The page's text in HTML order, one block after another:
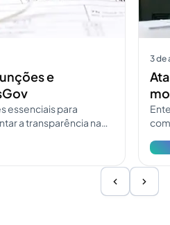
e
essenciais para
a transparência na
3 de
Ver